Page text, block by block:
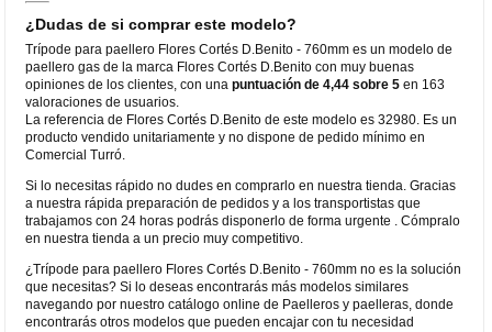
¿Dudas de si comprar este modelo?
Trípode para paellero Flores Cortés D.Benito - 760mm es un modelo de
paellero gas de la marca Flores Cortés D.Benito con muy buenas
opiniones de los clientes, con unapuntuación de 4,44 sobre 5 en 163
valoraciones de usuarios.
La referencia de Flores Cortés D.Benito de este modelo es 32980. Es un
producto vendido unitariamente y no dispone de pedido mínimo en
Comercial Turró.
Si lo necesitas rápido no dudes en comprarlo en nuestra tienda. Gracias
a nuestra rápida preparación de pedidos y a los transportistas que
trabajamos con 24 horas podrás disponerlo de forma urgente . Cómpralo
en nuestra tienda a un precio muy competitivo.
¿Trípode para paellero Flores Cortés D.Benito - 760mm no es la solución
que necesitas? Si lo deseas encontrarás más modelos similares
navegando por nuestro catálogo online de Paelleros y paelleras, donde
encontrarás otros modelos que pueden encajar con tu necesidad